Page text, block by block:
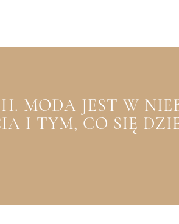
MODA JEST W
I TYM, CO SIĘ